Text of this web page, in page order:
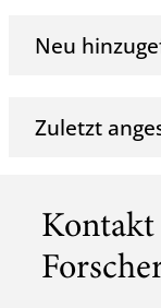
Neu
Zuletzt
Kontakt